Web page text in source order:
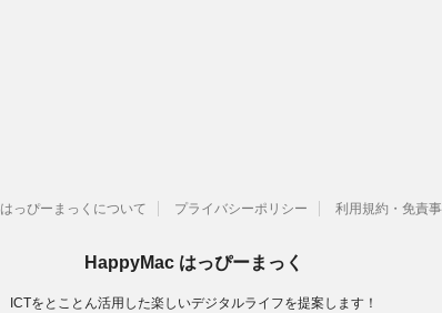
はっぴーまっくについて プライバシーポリシー 利用規約・免責
HappyMac はっぴーまっく
ICTをとことん活用した楽しいデジタルライフを提案します！